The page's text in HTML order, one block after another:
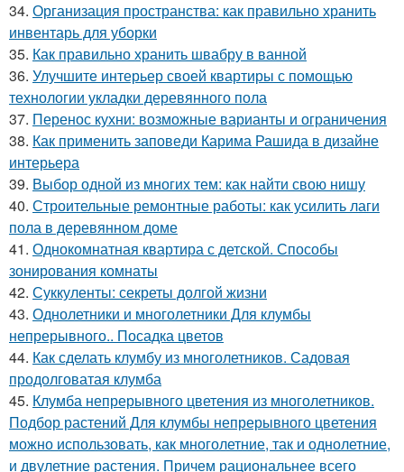
34. Организация пространства: как правильно хранить
инвентарь для уборки
35. Как правильно хранить швабру в ванной
36. Улучшите интерьер своей квартиры с помощью
технологии укладки деревянного пола
37. Перенос кухни: возможные варианты и ограничения
38. Как применить заповеди Карима Рашида в дизайне
интерьера
39. Выбор одной из многих тем: как найти свою нишу
40. Строительные ремонтные работы: как усилить лаги
пола в деревянном доме
41. Однокомнатная квартира с детской. Способы
зонирования комнаты
42. Суккуленты: секреты долгой жизни
43. Однолетники и многолетники Для клумбы
непрерывного.. Посадка цветов
44. Как сделать клумбу из многолетников. Садовая
продолговатая клумба
45. Клумба непрерывного цветения из многолетников.
Подбор растений Для клумбы непрерывного цветения
можно использовать, как многолетние, так и однолетние,
и двулетние растения. Причем рациональнее всего